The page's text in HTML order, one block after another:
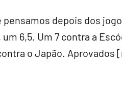
depois dos
6,5. Um 7 contra a
o Japão.